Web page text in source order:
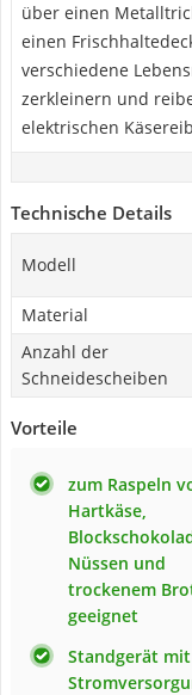
über einen
einen
verschiedene
zerkleinern und
elektrischen
Technische Details
Modell
Material
Anzahl der
Schneidescheiben
Vorteile
zum Raspeln
Hartkäse,
Nüssen und
trockenem
geeignet
Standgerät mit